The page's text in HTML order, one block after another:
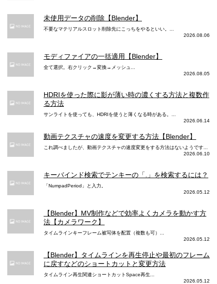
未使用データの削除【Blender】
不要なマテリアルスロット削除先にこっちをやるといい。...
2026.08.06
モディファイアの一括適用【Blender】
全て選択。右クリック→変換→メッシュ...
2026.08.05
HDRIを使った際に影が薄い時の濃くする方法と複数作
る方法
サンライトを使っても、HDRIを使うと薄くなる時がある。...
2026.06.14
動画テクスチャの速度を変更する方法【Blender】
これ調べましたが、動画テクスチャの速度変更をする方法はないようです...
2026.06.10
キーバインド検索でテンキーの「.」を検索するには？
「NumpadPeriod」と入力。
2026.05.12
【Blender】MV制作などで効率よくカメラを動かす方
法【カメラワーク】
タイムラインキーフレーム被写体を配置（複数も可）...
2026.05.12
【Blender】タイムラインを再生停止や最初のフレーム
に戻すなどのショートカットと変更方法
タイムライン再生関連ショートカットSpace再生...
2026.05.12